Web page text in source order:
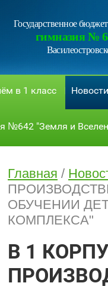
Государственное
гимназия №
в 1 класс Новости
№642 "Земля и
Главная /
ОБУЧЕНИИ
КОМПЛЕКСА"
В 1